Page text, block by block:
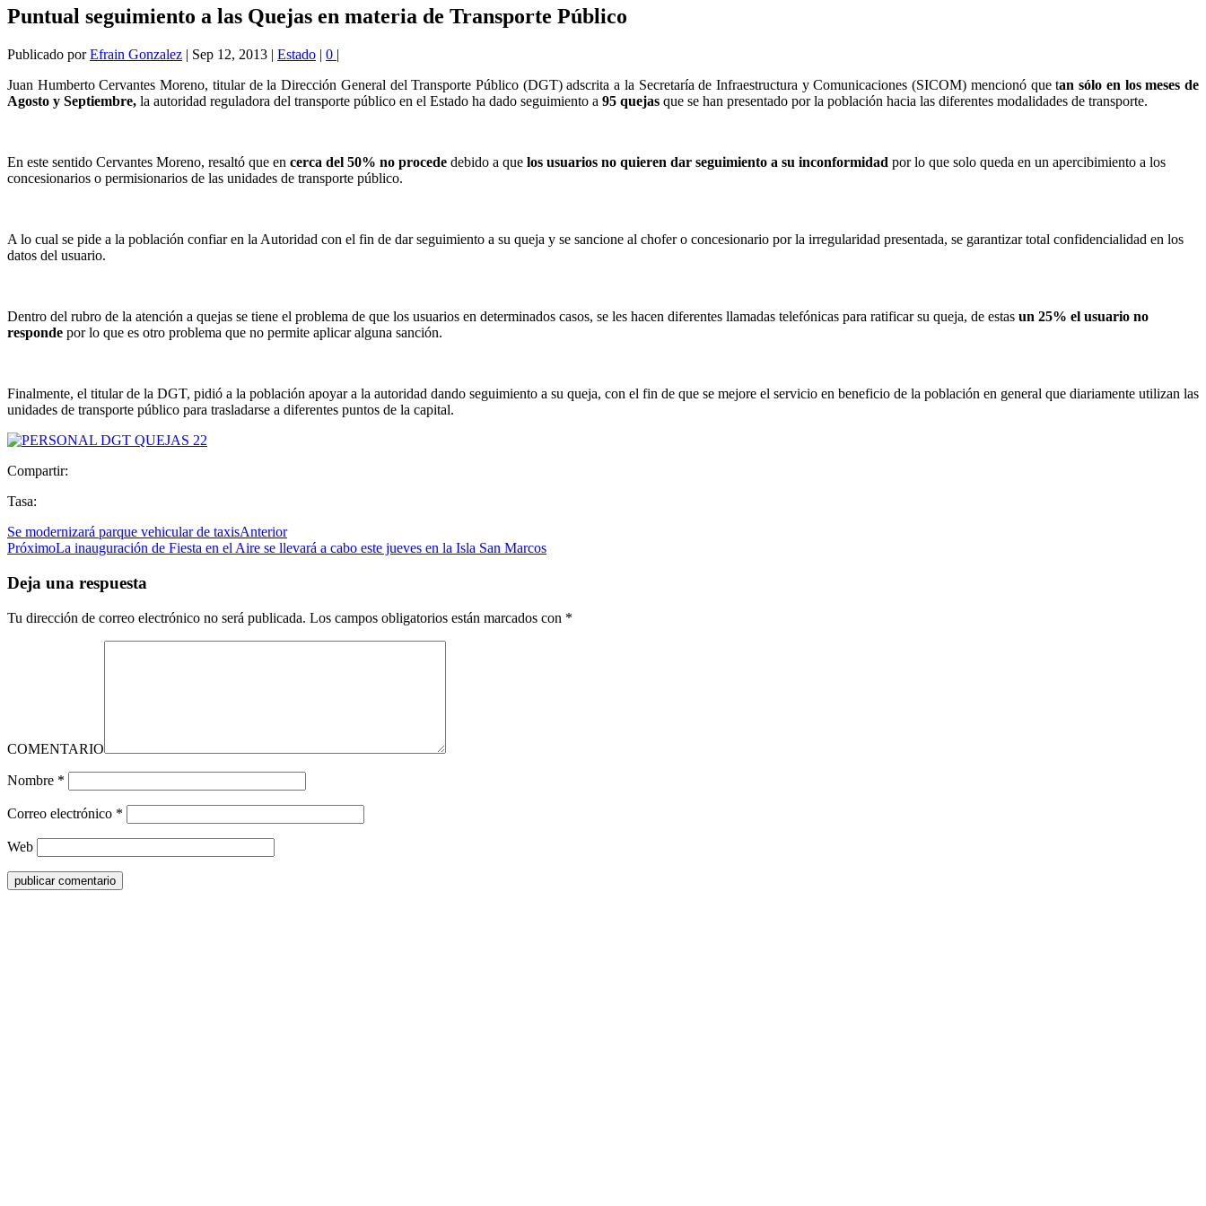
Puntual seguimiento a las Quejas en materia de Transporte Público
Publicado porEfrain Gonzalez | Sep 12, 2013 | Estado | 0 |
Juan Humberto Cervantes Moreno, titular de la Dirección General del Transporte Público (DGT) adscrita a la Secretaría de Infraestructura y Comunicaciones (SICOM) mencionó que tan sólo en los meses de
Agosto y Septiembre, la autoridad reguladora del transporte público en el Estado ha dado seguimiento a 95 quejas que se han presentado por la población hacia las diferentes modalidades de transporte.
En este sentido Cervantes Moreno, resaltó que en cerca del 50% no procede debido a que los usuarios no quieren dar seguimiento a su inconformidad por lo que solo queda en un apercibimiento a los
concesionarios o permisionarios de las unidades de transporte público.
A lo cual se pide a la población confiar en la Autoridad con el fin de dar seguimiento a su queja y se sancione al chofer o concesionario por la irregularidad presentada, se garantizar total confidencialidad en los
datos del usuario.
Dentro del rubro de la atención a quejas se tiene el problema de que los usuarios en determinados casos, se les hacen diferentes llamadas telefónicas para ratificar su queja, de estas un 25% el usuario no
responde por lo que es otro problema que no permite aplicar alguna sanción.
Finalmente, el titular de la DGT, pidió a la población apoyar a la autoridad dando seguimiento a su queja, con el fin de que se mejore el servicio en beneficio de la población en general que diariamente utilizan las
unidades de transporte público para trasladarse a diferentes puntos de la capital.
Compartir:
Tasa:
Se modernizará parque vehicular de taxisAnterior
PróximoLa inauguración de Fiesta en el Aire se llevará a cabo este jueves en la Isla San Marcos
Deja una respuesta
Tu dirección de correo electrónico no será publicada. Los campos obligatorios están marcados con *
COMENTARIO
Nombre *
Correo electrónico *
Web